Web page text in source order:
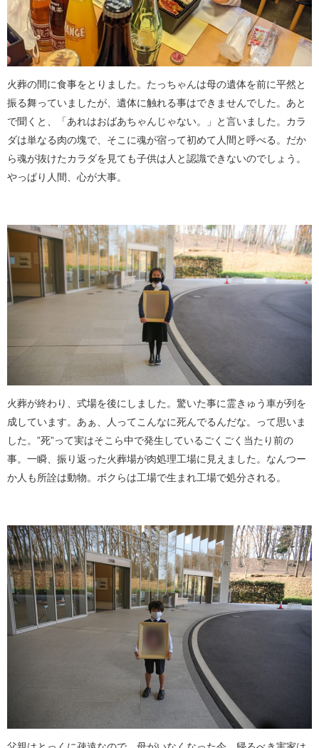
火葬の間に食事をとりました。たっちゃんは母の遺体を前に平然と
振る舞っていましたが、遺体に触れる事はできませんでした。あと
で聞くと、「あれはおばあちゃんじゃない。」と言いました。カラ
ダは単なる肉の塊で、そこに魂が宿って初めて人間と呼べる。だか
ら魂が抜けたカラダを見ても子供は人と認識できないのでしょう。
やっぱり人間、心が大事。
火葬が終わり、式場を後にしました。驚いた事に霊きゅう車が列を
成しています。あぁ、人ってこんなに死んでるんだな。って思いま
した。”死”って実はそこら中で発生しているごくごく当たり前の
事。一瞬、振り返った火葬場が肉処理工場に見えました。なんつー
か人も所詮は動物。ボクらは工場で生まれ工場で処分される。